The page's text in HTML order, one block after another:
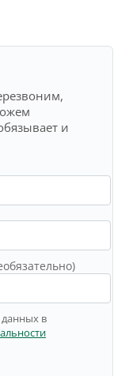
и
в